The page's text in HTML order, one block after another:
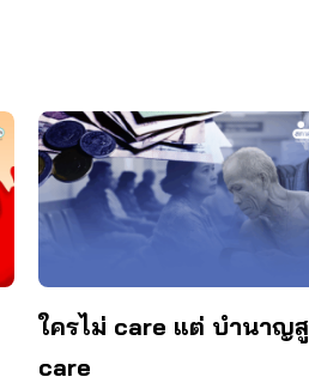
ใครไม่ care แต่ บำนาญ
care